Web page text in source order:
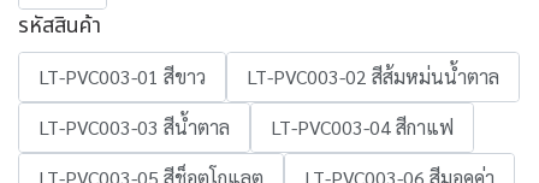
รหัสสินค้า
LT-PVC003-01 สีขาว
LT-PVC003-02 สีส้มหม่นน้ำตาล
LT-PVC003-03 สีน้ำตาล
LT-PVC003-04 สีกาแฟ
LT-PVC003-05 สีช็อตโกแลต
LT-PVC003-06 สีมอคค่า